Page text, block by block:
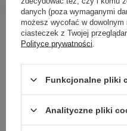
Inni klienci
danych (poza wymaganymi
możesz wycofać w
ciasteczek z Twojej
Polityce prywatności
Funkcjonalne pliki
Analityczne pliki